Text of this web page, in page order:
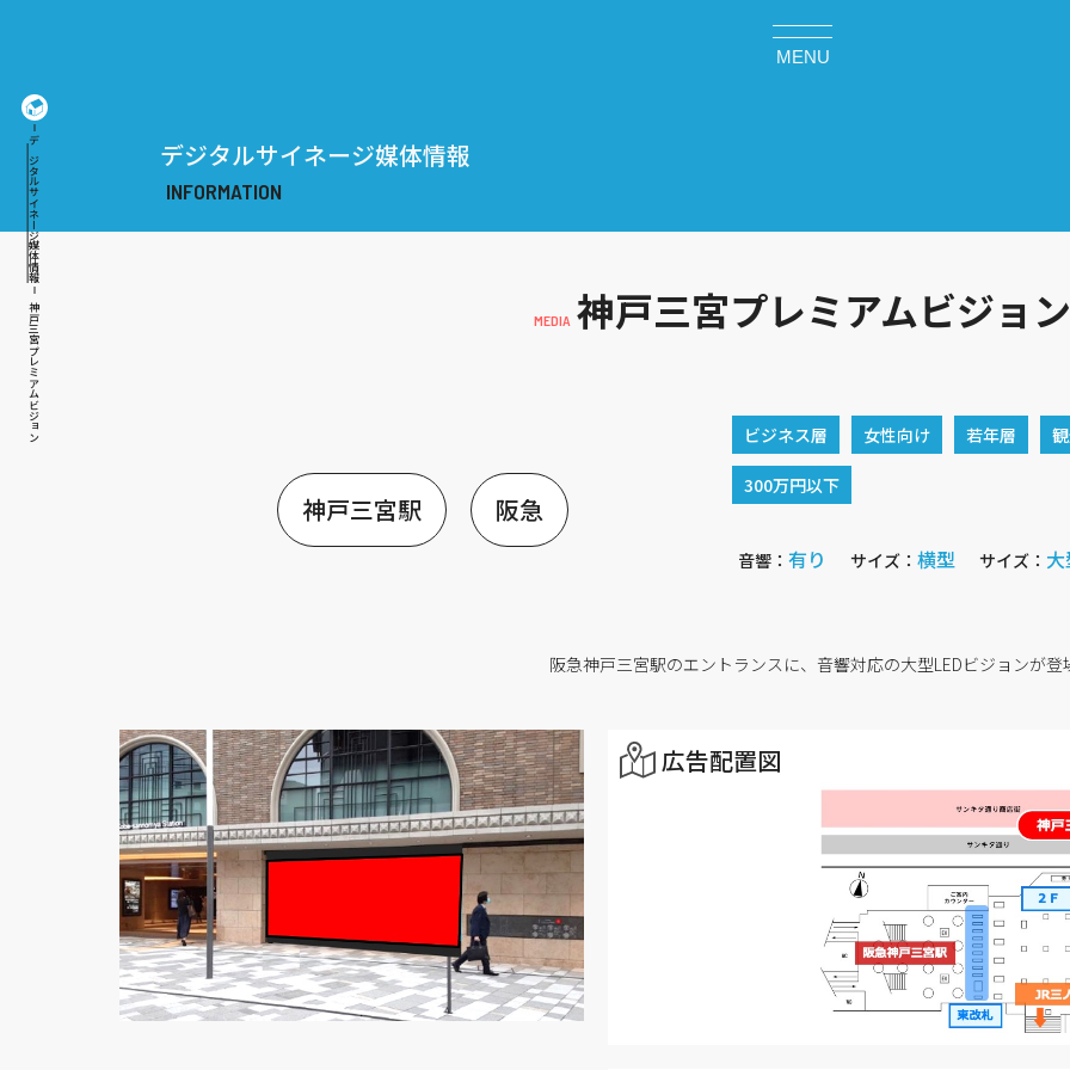
MENU
デジタルサイネージ媒体情報
神戸三宮プレミアムビジョン
デジタルサイネージ媒体情報
神戸三宮プレミアムビジョン
神戸三宮駅 阪急
ビジネス層 女性向け 若年層
300万円以下
音響：有り サイズ：横型 サイズ：
阪急神戸三宮駅のエントランスに、音響対応の大型LEDビジョンが登
広告配置図